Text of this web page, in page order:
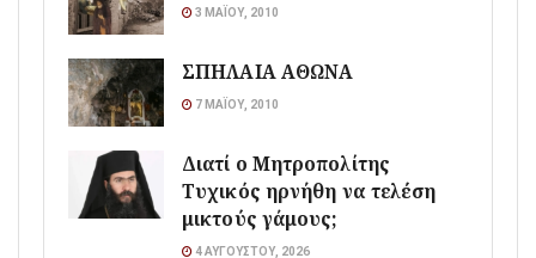
3 ΜΑΪ́ΟΥ, 2010
ΣΠΗΛΑΙΑ ΑΘΩΝΑ
7 ΜΑΪ́ΟΥ, 2010
Διατί ο Μητροπολίτης
Τυχικός ηρνήθη να τελέση
μικτούς γάμους;
4 ΑΥΓΟΎΣΤΟΥ, 2026